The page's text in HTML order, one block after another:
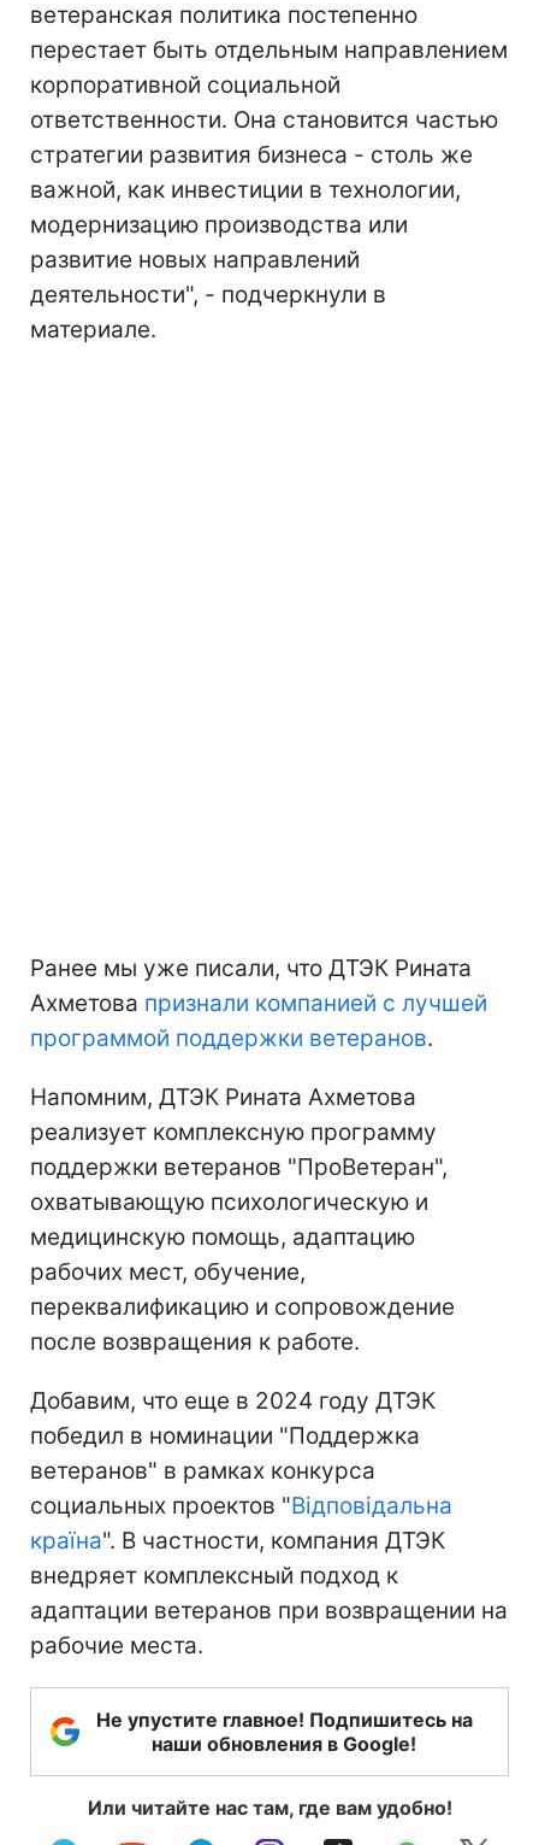
ветеранская политика постепенно
перестает быть отдельным направлением
корпоративной социальной
ответственности. Она становится частью
стратегии развития бизнеса - столь же
важной, как инвестиции в технологии,
модернизацию производства или
развитие новых направлений
деятельности", - подчеркнули в
материале.
Ранее мы уже писали, что ДТЭК Рината
Ахметова признали компанией с лучшей
программой поддержки ветеранов.
Напомним, ДТЭК Рината Ахметова
реализует комплексную программу
поддержки ветеранов "ПроВетеран",
охватывающую психологическую и
медицинскую помощь, адаптацию
рабочих мест, обучение,
переквалификацию и сопровождение
после возвращения к работе.
Добавим, что еще в 2024 году ДТЭК
победил в номинации "Поддержка
ветеранов" в рамках конкурса
социальных проектов "Відповідальна
країна". В частности, компания ДТЭК
внедряет комплексный подход к
адаптации ветеранов при возвращении на
рабочие места.
Не упустите главное! Подпишитесь на
наши обновления в Google!
Или читайте нас там, где вам удобно!